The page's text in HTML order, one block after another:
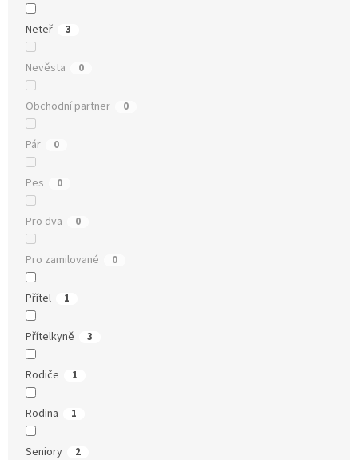
Neteř 3
Nevěsta 0
Obchodní partner 0
Pár 0
Pes 0
Pro dva 0
Pro zamilované 0
Přítel 1
Přítelkyně 3
Rodiče 1
Rodina 1
Seniory 2